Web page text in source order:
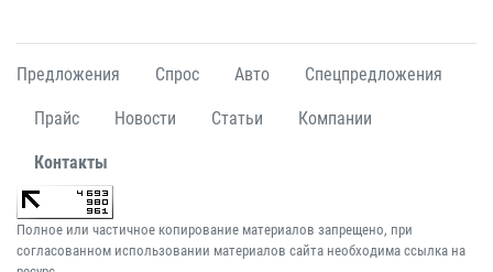
Предложения Спрос Авто Спецпредложения
Прайс Новости Статьи Компании
Контакты
Полное или частичное копирование материалов запрещено, при
согласованном использовании материалов сайта необходима ссылка на